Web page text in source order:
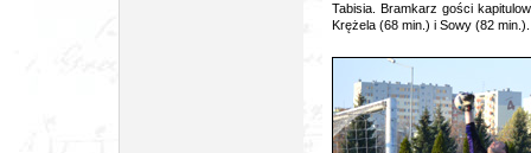
Tabisia. Bramkarz gości
Krężela (68 min.) i Sowy (82 min.).